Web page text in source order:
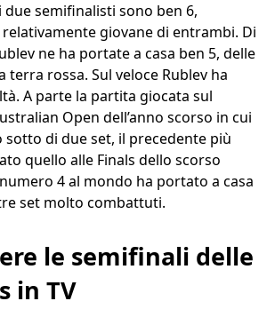
semifinalisti sono ben 6,
relativamente giovane di entrambi. Di
ne ha portate a casa ben 5, delle
terra rossa. Sul veloce Rublev ha
A parte la partita giocata sul
Open dell’anno scorso in cui
sotto di due set, il precedente più
quello alle Finals dello scorso
4 al mondo ha portato a casa
set molto combattuti.
le semifinali delle
in TV